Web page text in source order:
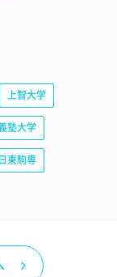
上智大学
塾大学
日東駒専